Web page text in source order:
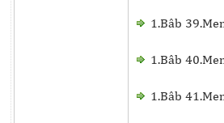
1.Bâb
1.Bâb
1.Bâb